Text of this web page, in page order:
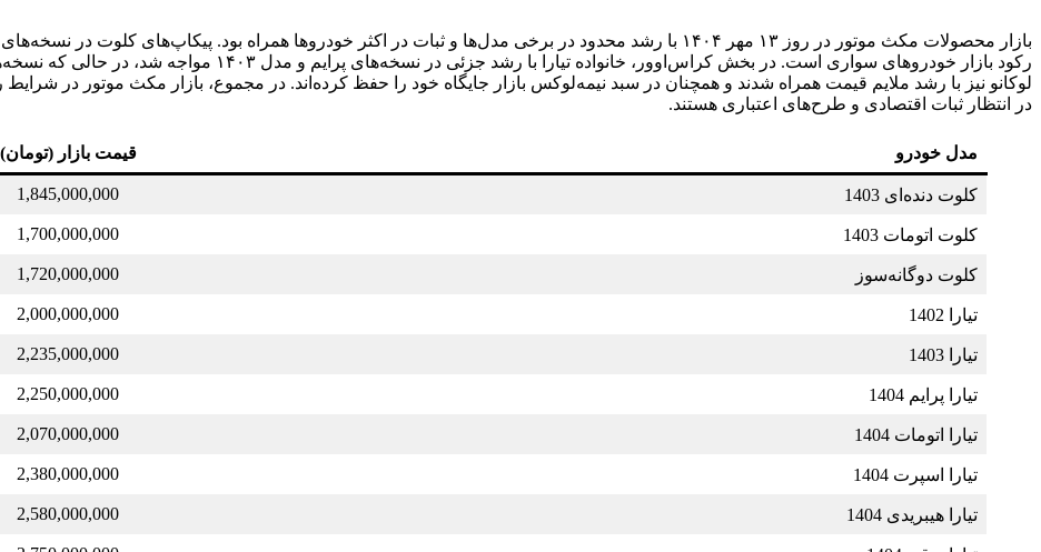
بازار محصولات مکث موتور در روز ۱۳ مهر ۱۴۰۴ با رشد محدود در برخی مدل‌ها و ثبات در اکثر خودروها همراه بود.
رکود بازار خودروهای سواری است. در بخش کراس‌اوور،
لوکانو نیز با رشد ملایم قیمت همراه شدند و همچنان در سبد نیمه‌لوکس بازار جایگاه خود را حفظ کرده‌اند. در مجموع، بازار مکث موتور در
در انتظار ثبات اقتصادی و طرح‌های اعتباری هستند.
مدل خودرو قیمت بازار (تومان)
کلوت دنده‌ای 1403 1,845,000,000
کلوت اتومات 1403 1,700,000,000
کلوت دوگانه‌سوز 1,720,000,000
تیارا 1402 2,000,000,000
تیارا 1403 2,235,000,000
تیارا پرایم 1404 2,250,000,000
تیارا اتومات 1404 2,070,000,000
تیارا اسپرت 1404 2,380,000,000
تیارا هیبریدی 1404 2,580,000,000